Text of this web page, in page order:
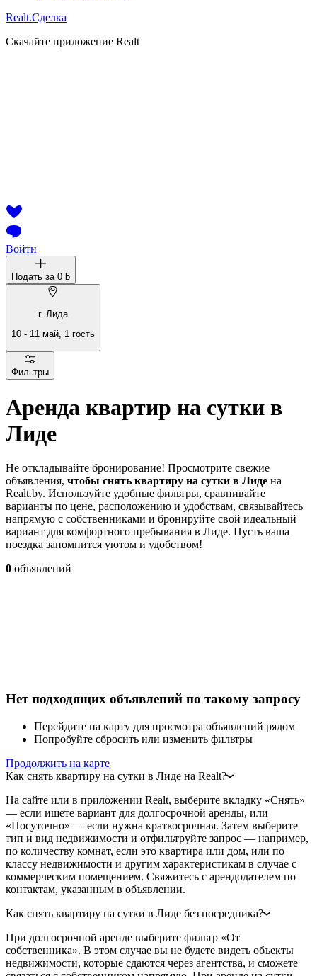
Realt.Сделка
Скачайте приложение Realt
Войти
Подать за 0 ƃ
г. Лида
10 - 11 май, 1 гость
Фильтры
Аренда квартир на сутки в
Лиде
Не откладывайте бронирование! Просмотрите свежие
объявления, чтобы снять квартиру на сутки в Лиде на
Realt.by. Используйте удобные фильтры, сравнивайте
варианты по цене, расположению и удобствам, связывайтесь
напрямую с собственниками и бронируйте свой идеальный
вариант для комфортного пребывания в Лиде. Пусть ваша
поездка запомнится уютом и удобством!
0 объявлений
Нет подходящих объявлений по такому запросу
Перейдите на карту для просмотра объявлений рядом
Попробуйте сбросить или изменить фильтры
Продолжить на карте
Как снять квартиру на сутки в Лиде на Realt?
На сайте или в приложении Realt, выберите вкладку «Снять»
— если ищете вариант для долгосрочной аренды, или
«Посуточно» — если нужна краткосрочная. Затем выберите
тип и вид недвижимости и отфильтруйте запрос — например,
по количеству комнат, если это квартира или дом, или по
классу недвижимости и другим характеристикам в случае с
коммерческим помещением. Свяжитесь с арендодателем по
контактам, указанным в объявлении.
Как снять квартиру на сутки в Лиде без посредника?
При долгосрочной аренде выберите фильтр «От
собственника». В этом случае вы не будете видеть объекты
недвижимости, которые сдаются через агентства, и сможете